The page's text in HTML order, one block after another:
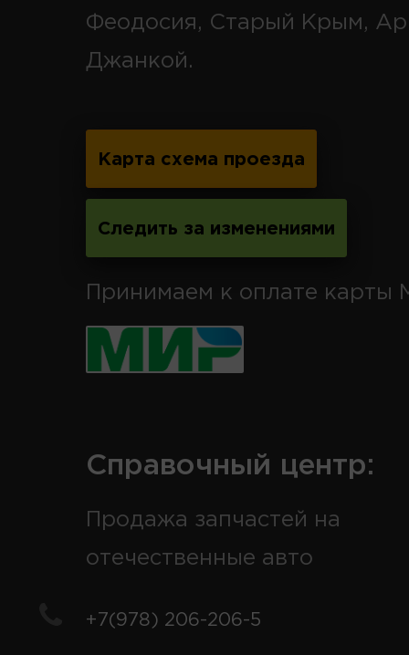
Феодосия, Старый Крым,
Джанкой.
Карта схема проезда
Следить за изменениями
Принимаем к оплате карты
Справочный центр:
Продажа запчастей на
отечественные авто
+7(978) 206-206-5